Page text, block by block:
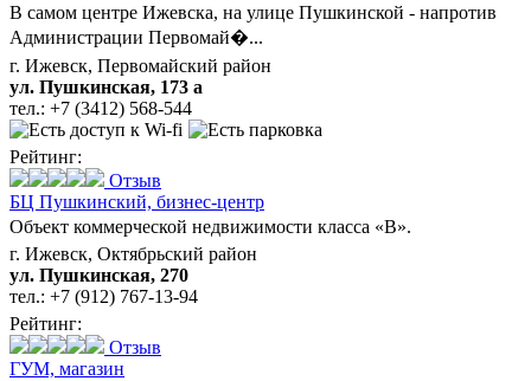
В самом центре Ижевска, на улице Пушкинской - напротив
Администрации Первомай�...
г. Ижевск, Первомайский район
ул. Пушкинская, 173 а
тел.: +7 (3412) 568-544
Рейтинг:
Отзыв
БЦ Пушкинский, бизнес-центр
Объект коммерческой недвижимости класса «В».
г. Ижевск, Октябрьский район
ул. Пушкинская, 270
тел.: +7 (912) 767-13-94
Рейтинг:
Отзыв
ГУМ, магазин